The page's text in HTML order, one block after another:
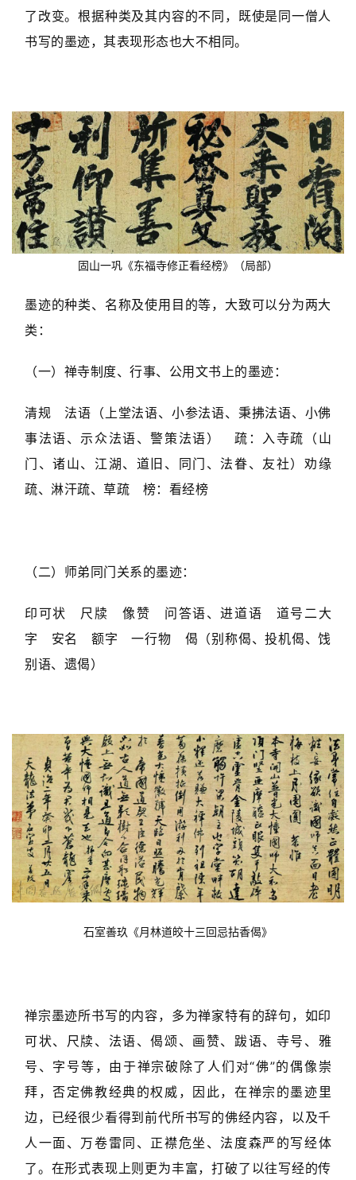
了改变。根据种类及其内容的不同，既使是同一僧人
书写的墨迹，其表现形态也大不相同。
固山一巩《东福寺修正看经榜》（局部）
墨迹的种类、名称及使用目的等，大致可以分为两大
类：
（一）禅寺制度、行事、公用文书上的墨迹：
清规 法语（上堂法语、小参法语、秉拂法语、小佛
事法语、示众法语、警策法语） 疏：入寺疏（山
门、诸山、江湖、道旧、同门、法眷、友社）劝缘
疏、淋汗疏、草疏 榜：看经榜
（二）师弟同门关系的墨迹：
印可状 尺牍 像赞 问答语、进道语 道号二大
字 安名 额字 一行物 偈（别称偈、投机偈、饯
别语、遗偈）
石室善玖《月林道皎十三回忌拈香偈》
禅宗墨迹所书写的内容，多为禅家特有的辞句，如印
可状、尺牍、法语、偈颂、画赞、跋语、寺号、雅
号、字号等，由于禅宗破除了人们对“佛”的偶像崇
拜，否定佛教经典的权威，因此，在禅宗的墨迹里
边，已经很少看得到前代所书写的佛经内容，以及千
人一面、万卷雷同、正襟危坐、法度森严的写经体
了。在形式表现上则更为丰富，打破了以往写经的传